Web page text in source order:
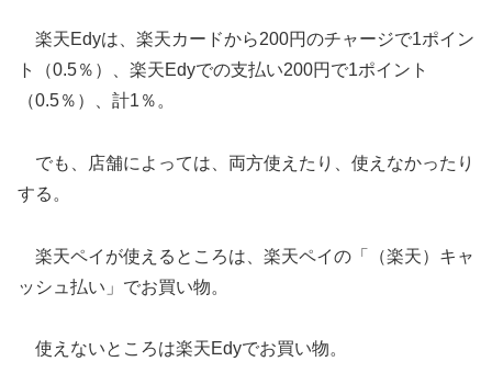
楽天Edyは、楽天カードから200円のチャージで1ポイン
ト（0.5％）、楽天Edyでの支払い200円で1ポイント
（0.5％）、計1％。
でも、店舗によっては、両方使えたり、使えなかったり
する。
楽天ペイが使えるところは、楽天ペイの「（楽天）キャ
ッシュ払い」でお買い物。
使えないところは楽天Edyでお買い物。